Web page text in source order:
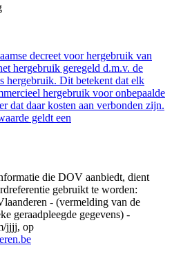
decreet voor hergebruik van
hergebruik geregeld d.m.v. de
hergebruik. Dit betekent dat elk
hergebruik voor onbepaalde
dat daar kosten aan verbonden zijn.
geldt een
die DOV aanbiedt, dient
gebruikt te worden:
- (vermelding van de
geraadpleegde gegevens) -
jjjj, op